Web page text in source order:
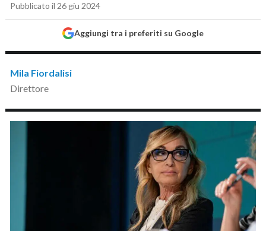
Pubblicato il 26 giu 2024
Aggiungi tra i preferiti su Google
Mila Fiordalisi
Direttore